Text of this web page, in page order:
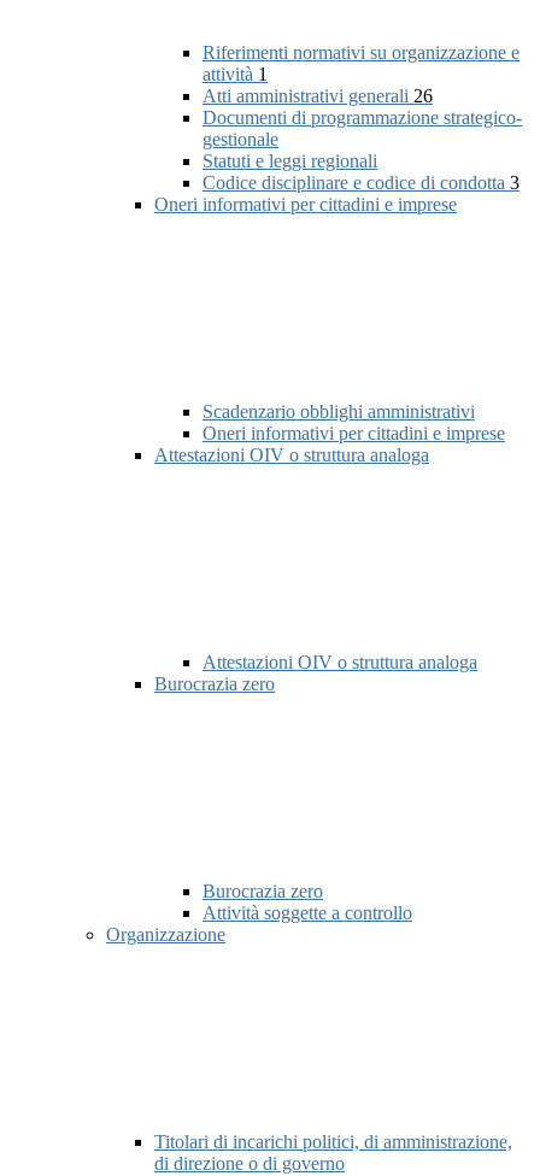
Riferimenti normativi su organizzazione e
attività 1
Atti amministrativi generali 26
Documenti di programmazione strategico-
gestionale
Statuti e leggi regionali
Codice disciplinare e codice di condotta 3
Oneri informativi per cittadini e imprese
Scadenzario obblighi amministrativi
Oneri informativi per cittadini e imprese
Attestazioni OIV o struttura analoga
Attestazioni OIV o struttura analoga
Burocrazia zero
Burocrazia zero
Attività soggette a controllo
Organizzazione
Titolari di incarichi politici, di amministrazione,
di direzione o di governo